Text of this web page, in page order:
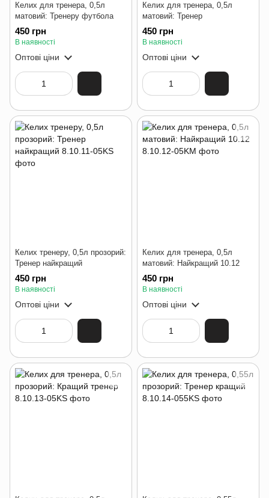
Келих для тренера, 0,5л
матовий: Тренеру футбола
450 грн
В наявності
Оптові ціни
Келих для тренера, 0,5л
матовий: Тренер
450 грн
В наявності
Оптові ціни
Келих тренеру, 0,5л прозорий:
Тренер найкращий
450 грн
В наявності
Оптові ціни
Келих для тренера, 0,5л
матовий: Найкращий 10.12
450 грн
В наявності
Оптові ціни